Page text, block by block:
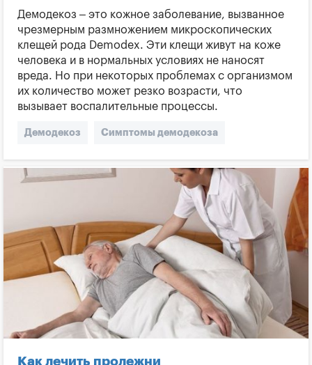
Демодекоз – это кожное заболевание, вызванное
чрезмерным размножением микроскопических
клещей рода Demodex. Эти клещи живут на коже
человека и в нормальных условиях не наносят
вреда. Но при некоторых проблемах с организмом
их количество может резко возрасти, что
вызывает воспалительные процессы.
Демодекоз Симптомы демодекоза
Причины демодекоза Подкожный клещ
Воспаление кожи Demodex
Как лечить демодекоз
Мази от демодекоза Соскоб на демодекоз
Как лечить пролежни